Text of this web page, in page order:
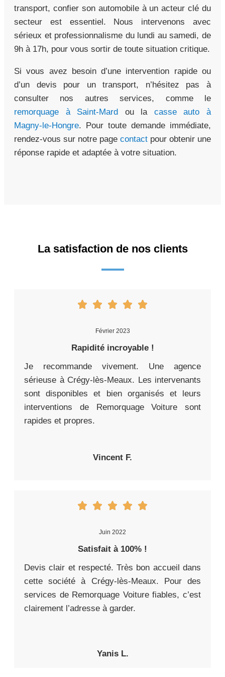
transport, confier son automobile à un acteur clé du
secteur est essentiel. Nous intervenons avec
sérieux et professionnalisme du lundi au samedi, de
9h à 17h, pour vous sortir de toute situation critique.
Si vous avez besoin d’une intervention rapide ou
d’un devis pour un transport, n’hésitez pas à
consulter nos autres services, comme le
remorquage à Saint-Mard ou la casse auto à
Magny-le-Hongre. Pour toute demande immédiate,
rendez-vous sur notre page contact pour obtenir une
réponse rapide et adaptée à votre situation.
La satisfaction de nos clients
Février 2023
Rapidité incroyable !
Je recommande vivement. Une agence
sérieuse à Crégy-lès-Meaux. Les intervenants
sont disponibles et bien organisés et leurs
interventions de Remorquage Voiture sont
rapides et propres.
Vincent F.
Juin 2022
Satisfait à 100% !
Devis clair et respecté. Très bon accueil dans
cette société à Crégy-lès-Meaux. Pour des
services de Remorquage Voiture fiables, c’est
clairement l’adresse à garder.
Yanis L.